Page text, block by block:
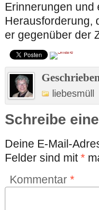
Erinnerungen und
Herausforderung,
er gegenüber der
liebesmüll
Schreibe
Deine E-Mail-
Felder sind mit*
Kommentar *